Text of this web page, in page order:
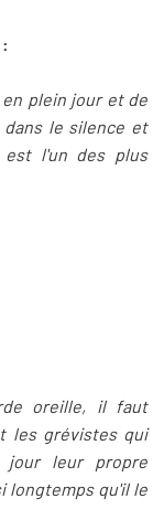
plein jour et de
le silence et
l'un des plus
oreille, il faut
les grévistes qui
jour leur propre
longtemps qu'il le